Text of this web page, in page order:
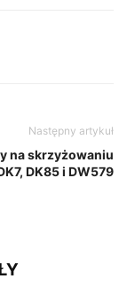
Następny artykuł
na skrzyżowaniu
DK85 i DW579